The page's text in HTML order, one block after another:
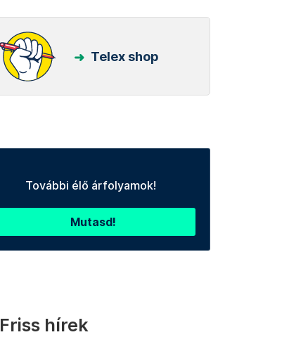
Telex shop
További élő árfolyamok!
Mutasd!
Friss hírek